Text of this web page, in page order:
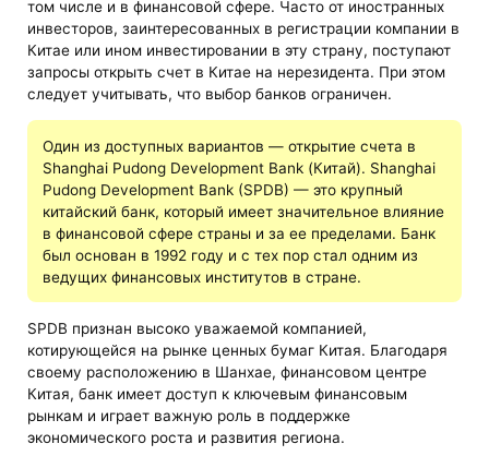
том числе и в финансовой сфере. Часто от иностранных
инвесторов, заинтересованных в регистрации компании в
Китае или ином инвестировании в эту страну, поступают
запросы открыть счет в Китае на нерезидента. При этом
следует учитывать, что выбор банков ограничен.
Один из доступных вариантов — открытие счета в
Shanghai Pudong Development Bank (Китай). Shanghai
Pudong Development Bank (SPDB) — это крупный
китайский банк, который имеет значительное влияние
в финансовой сфере страны и за ее пределами. Банк
был основан в 1992 году и с тех пор стал одним из
ведущих финансовых институтов в стране.
SPDB признан высоко уважаемой компанией,
котирующейся на рынке ценных бумаг Китая. Благодаря
своему расположению в Шанхае, финансовом центре
Китая, банк имеет доступ к ключевым финансовым
рынкам и играет важную роль в поддержке
экономического роста и развития региона.